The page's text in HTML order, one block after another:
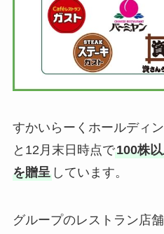
すかいらーくホールディ
と12月末日時点で100株
を贈呈しています。
グループのレストラン店